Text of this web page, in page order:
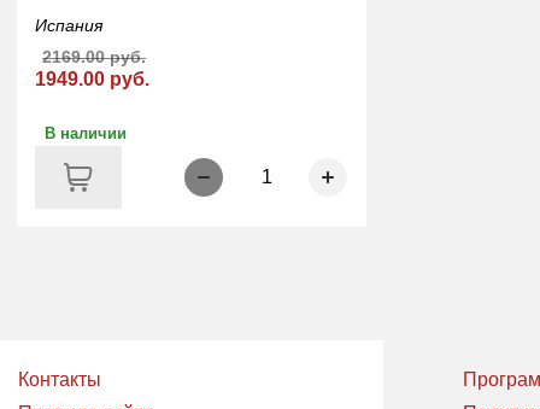
Испания
1949.00 руб.
2169.00 руб.
В наличии
1
Контакты